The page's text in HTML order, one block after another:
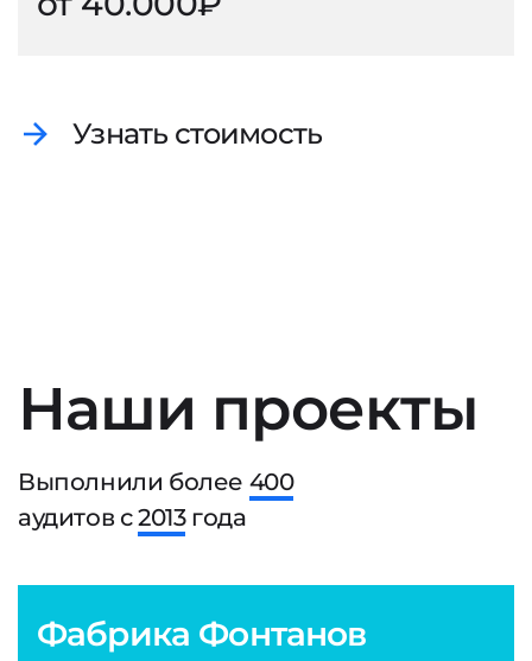
Узнать стоимость
Наши проекты
Выполнили более 400
аудитов с2013года
Фабрика Фонтанов